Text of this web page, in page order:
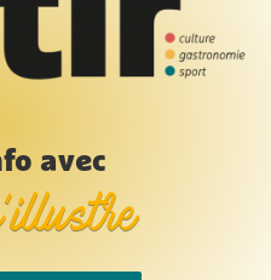
avec